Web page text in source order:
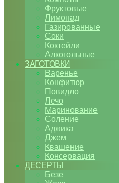
Фруктовые
Лимонад
Газированные
Соки
Коктейли
Алкогольные
ЗАГОТОВКИ
Варенье
Конфитюр
Повидло
Лечо
Маринование
Соление
Аджика
Джем
Квашение
Консервация
ДЕСЕРТЫ
Безе